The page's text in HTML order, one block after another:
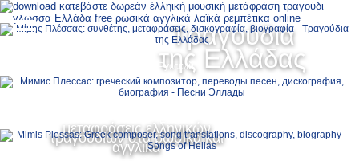
Τραγούδια
της Ελλάδας
μεταφράσεις ελληνικών
τραγουδιών στα ρωσικά και
αγγλικά
Ελληνικά
Русский
MENU